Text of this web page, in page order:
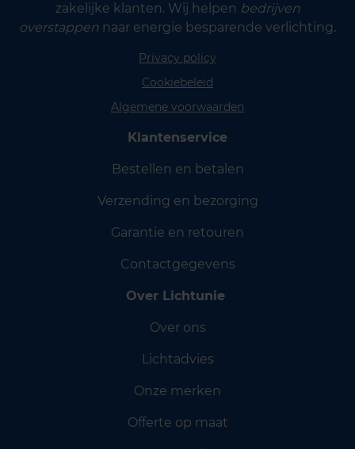
zakelijke klanten. Wij helpen bedrijven
overstappen naar energie besparende verlichting.
Privacy policy
Cookiebeleid
Algemene voorwaarden
Klantenservice
Bestellen en betalen
Verzending en bezorging
Garantie en retouren
Contactgegevens
Over Lichtunie
Over ons
Lichtadvies
Onze merken
Offerte op maat